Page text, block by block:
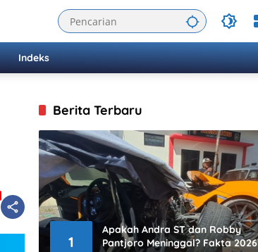
Indeks
Berita Terbaru
1
Apakah Andra ST dan Robby
Pantjoro Meninggal? Fakta 2026